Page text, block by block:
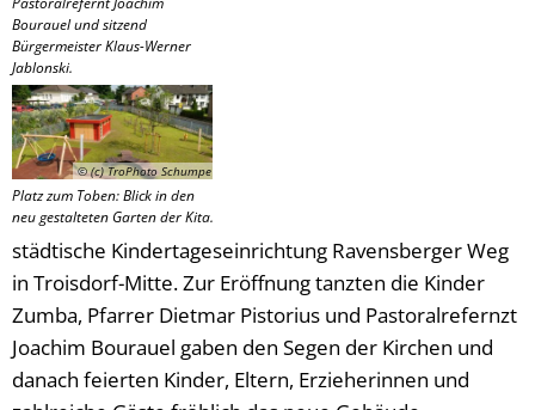
Bourauel und sitzend
Bürgermeister Klaus-Werner
Jablonski.
© (c) TroPhoto Schumpe
Platz zum Toben: Blick in den
neu gestalteten Garten der Kita.
städtische Kindertageseinrichtung Ravensberger Weg
in Troisdorf-Mitte. Zur Eröffnung tanzten die Kinder
Zumba, Pfarrer Dietmar Pistorius und Pastoralrefernzt
Joachim Bourauel gaben den Segen der Kirchen und
danach feierten Kinder, Eltern, Erzieherinnen und